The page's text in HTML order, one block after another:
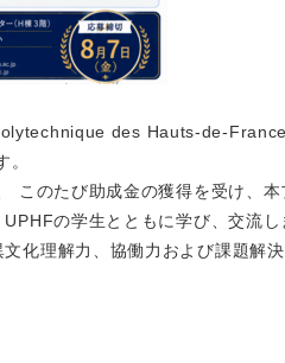
des Hauts-de-France
このたび助成金の獲得を受け、
の学生とともに学び、交流し
化理解力、協働力および課題解